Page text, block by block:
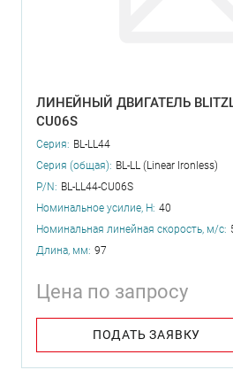
ЛИНЕЙНЫЙ ДВИГАТЕЛЬ
CU06S
Серия: BL-LL44
Серия (общая): BL-LL (Linear Ironless)
P/N: BL-LL44-CU06S
Номинальное усилие, Н: 40
Номинальная линейная скорость, м/с:
Длина, мм: 97
Цена по запросу
ПОДАТЬ ЗАЯВКУ